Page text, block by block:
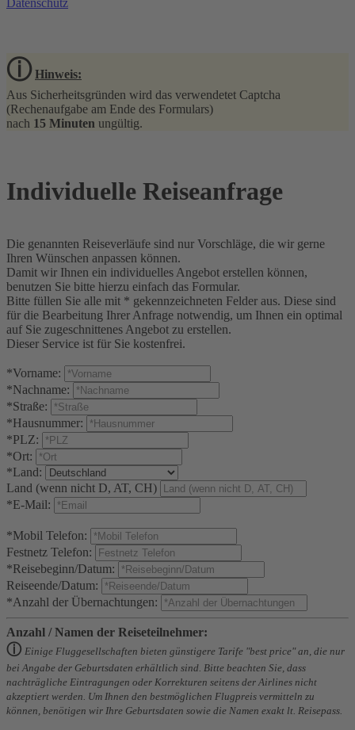
Datenschutz
ⓘ Hinweis:
Aus Sicherheitsgründen wird das verwendetet Captcha
(Rechenaufgabe am Ende des Formulars)
nach 15 Minuten ungültig.
Individuelle Reiseanfrage
Die genannten Reiseverläufe sind nur Vorschläge, die wir gerne
Ihren Wünschen anpassen können.
Damit wir Ihnen ein individuelles Angebot erstellen können,
benutzen Sie bitte hierzu einfach das Formular.
Bitte füllen Sie alle mit * gekennzeichneten Felder aus. Diese sind
für die Bearbeitung Ihrer Anfrage notwendig, um Ihnen ein optimal
auf Sie zugeschnittenes Angebot zu erstellen.
Dieser Service ist für Sie kostenfrei.
*Vorname:
*Nachname:
*Straße:
*Hausnummer:
*PLZ:
*Ort:
*Land:
Land (wenn nicht D, AT, CH)
*E-Mail:
*Mobil Telefon:
Festnetz Telefon:
*Reisebeginn/Datum:
Reiseende/Datum:
*Anzahl der Übernachtungen:
Anzahl / Namen der Reiseteilnehmer:
ⓘ Einige Fluggesellschaften bieten günstigere Tarife "best price" an, die nur
bei Angabe der Geburtsdaten erhältlich sind. Bitte beachten Sie, dass
nachträgliche Eintragungen oder Korrekturen seitens der Airlines nicht
akzeptiert werden. Um Ihnen den bestmöglichen Flugpreis vermitteln zu
können, benötigen wir Ihre Geburtsdaten sowie die Namen exakt lt. Reisepass.